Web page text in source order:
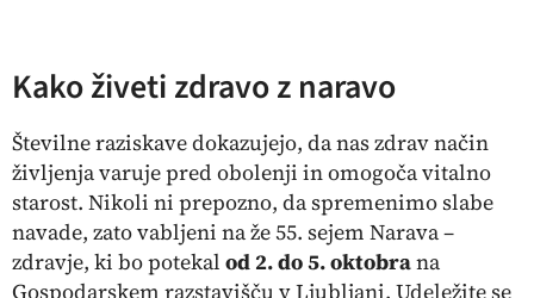
Kako živeti zdravo z naravo
Številne raziskave dokazujejo, da nas zdrav način
življenja varuje pred obolenji in omogoča vitalno
starost. Nikoli ni prepozno, da spremenimo slabe
navade, zato vabljeni na že 55. sejem Narava –
zdravje, ki bo potekal od 2. do 5. oktobrana
Gospodarskem razstavišču v Ljubljani. Udeležite se